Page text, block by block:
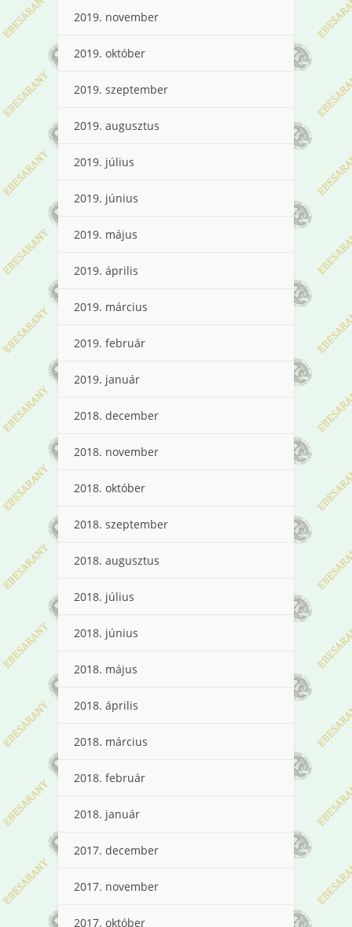
2019. november
2019. október
2019. szeptember
2019. augusztus
2019. július
2019. június
2019. május
2019. április
2019. március
2019. február
2019. január
2018. december
2018. november
2018. október
2018. szeptember
2018. augusztus
2018. július
2018. június
2018. május
2018. április
2018. március
2018. február
2018. január
2017. december
2017. november
2017. október